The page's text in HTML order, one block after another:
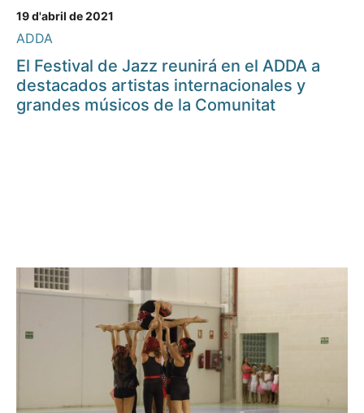
19 d'abril de 2021
ADDA
El Festival de Jazz reunirá en el ADDA a
destacados artistas internacionales y
grandes músicos de la Comunitat